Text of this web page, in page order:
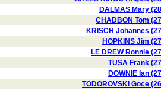
DALMAS Mary
CHADBON Tom
KRISCH Johannes
HOPKINS Jim
LE DREW Ronnie
TUSA Frank
DOWNIE Ian
TODOROVSKI Goce